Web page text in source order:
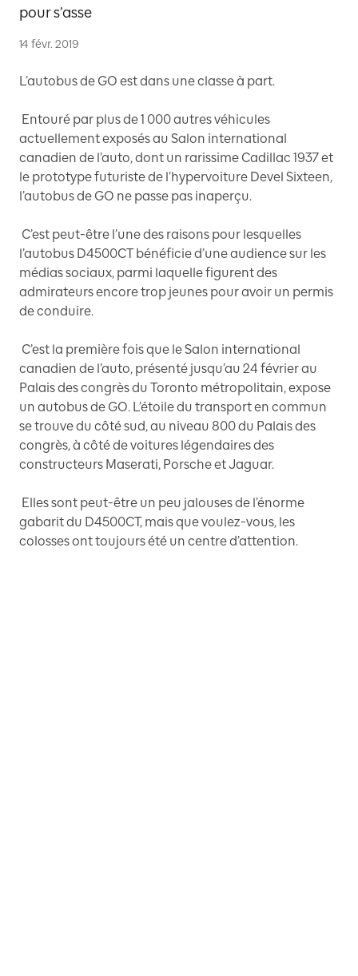
pour s’asse
14 févr. 2019
L’autobus de GO est dans une classe à part.
Entouré par plus de 1 000 autres véhicules
actuellement exposés au Salon international
canadien de l’auto, dont un rarissime Cadillac 1937 et
le prototype futuriste de l’hypervoiture Devel Sixteen,
l’autobus de GO ne passe pas inaperçu.
C’est peut-être l’une des raisons pour lesquelles
l’autobus D4500CT bénéficie d’une audience sur les
médias sociaux, parmi laquelle figurent des
admirateurs encore trop jeunes pour avoir un permis
de conduire.
C’est la première fois que le Salon international
canadien de l’auto, présenté jusqu’au 24 février au
Palais des congrès du Toronto métropolitain, expose
un autobus de GO. L’étoile du transport en commun
se trouve du côté sud, au niveau 800 du Palais des
congrès, à côté de voitures légendaires des
constructeurs Maserati, Porsche et Jaguar.
Elles sont peut-être un peu jalouses de l’énorme
gabarit du D4500CT, mais que voulez-vous, les
colosses ont toujours été un centre d’attention.